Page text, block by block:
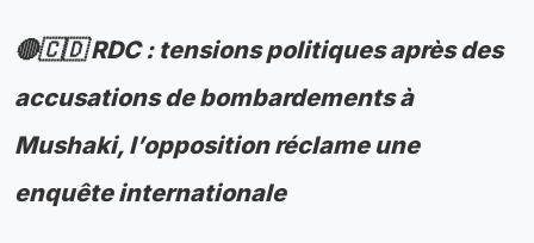
🔴🇨🇩 RDC : tensions politiques après des
accusations de bombardements à
Mushaki, l’opposition réclame une
enquête internationale